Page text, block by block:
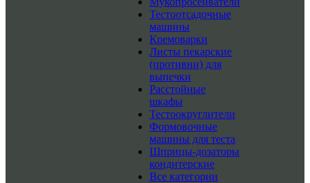
Тестоотсадочные
машины
Кремоварки
Листы пекарские
(противни) для
выпечки
Расстойные
шкафы
Тестоокруглители
Формовочные
машины для теста
Шприцы-дозаторы
кондитерские
Все категории